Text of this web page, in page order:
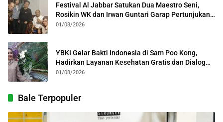
Festival Al Jabbar Satukan Dua Maestro Seni,
Rosikin WK dan Irwan Guntari Garap Pertunjukan
Kolosal
01/08/2026
YBKI Gelar Bakti Indonesia di Sam Poo Kong,
Hadirkan Layanan Kesehatan Gratis dan Dialog
Kebangsaan
01/08/2026
Bale Terpopuler